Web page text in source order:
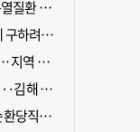
기록적 폭염에 경남 2명 온열질환 사망
[속보] 물에 빠진 10대 형제 구하려던 50대 군인 2명 심정지 상태로 이송
전문의도 전공의도 ‘이탈’… 지역 필수의료 무너진다
승강기 안 왔는데 문 열려···김해 병원서 60대 직원 추락사
부산시, 77년 된 ‘전 직원 순환당직제’ 폐지